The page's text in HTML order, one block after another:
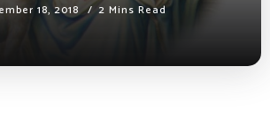
18, 2018 2 Mins Read